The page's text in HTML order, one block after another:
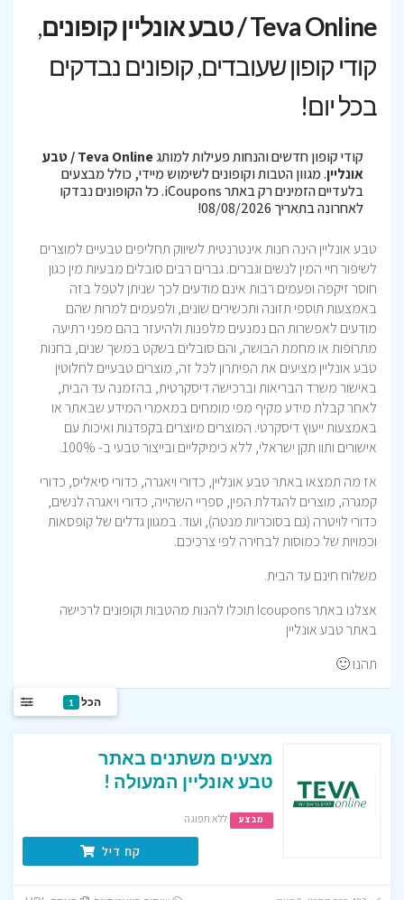
Teva Online / טבע אונליין קופונים
,
קודי קופון שעובדים, קופונים נבדקים
בכל יום!
קודי קופון חדשים והנחות פעילות למותג
Teva Online / טבע
אונליין. מגוון הטבות וקופונים לשימוש מיידי, כולל מבצעים
בלעדיים הזמינים רק באתר iCoupons. כל הקופונים נבדקו
לאחרונה בתאריך 08/08/2026!
טבע אונליין הינה חנות אינטרנטית לשיווק תחליפים טבעיים למוצרים
לשיפור חיי המין לנשים וגברים. גברים רבים סובלים מבעיות מין כגון
חוסר זיקפה ופעמים רבות אינם מודעים לכך שניתן לטפל בזה
באמצעות תוספי תזונה ותכשירים שונים, ולפעמים למרות שהם
מודעים לאפשרות הם נמנעים מלפנות ולהיעזר בהם מפני רתיעה
מתרופות או מחמת הבושה, והם סובלים בשקט במשך שנים, בחנות
טבע אונליין מציעים את הפיתרון לכל זה, מוצרים טבעיים לחלוטין
באישור משרד הבריאות וברכישה דיסקרטית, בהזמנה עד הבית,
לאחר קבלת מידע מקיף מפי מומחים במאמרי המידע שבאתר או
באמצעות ייעוץ דיסקרטי. המוצרים מיוצרים בקפדנות ואיכות עם
אישורים ותוו תקן ישראלי, ללא כימיקליים ובייצור טבעי ב- 100%.
אז מה תמצאו באתר טבע אונליין, כדורי ויאגרה, כדורי סיאליס, כדורי
קמגרה, מוצרים להגדלת הפין, ספריי השהייה, כדורי ויאגרה לנשים,
כדורי לויטרה (גם בסוכריות מנטה), ועוד. במגוון גדלים של קופסאות
וכמויות של כמוסות לבחירה לפי צרכיכם.
משלוח חינם עד הבית.
אצלנו באתר Icoupons תוכלו להנות מהטבות וקופונים לרכישה
באתר טבע אונליין
תהנו 🙂
הכל 1
מצעים משתנים באתר
טבע אונליין המעולה !
מבצע ללא תפוגה
קח דיל